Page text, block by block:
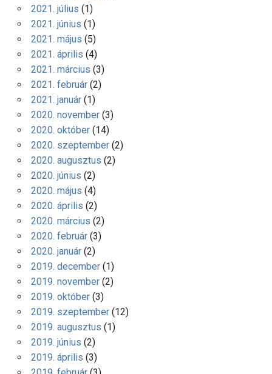
2021. július (1)
2021. június (1)
2021. május (5)
2021. április (4)
2021. március (3)
2021. február(2)
2021. január(1)
2020. november(3)
2020. október(14)
2020. szeptember(2)
2020. augusztus (2)
2020. június (2)
2020. május (4)
2020. április (2)
2020. március (2)
2020. február(3)
2020. január(2)
2019. december(1)
2019. november(2)
2019. október(3)
2019. szeptember(12)
2019. augusztus (1)
2019. június (2)
2019. április (3)